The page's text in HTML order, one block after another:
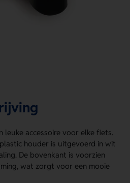
leuke accessoire voor elke fiets.
houder is uitgevoerd in wit
De bovenkant is voorzien
wat zorgt voor een mooie